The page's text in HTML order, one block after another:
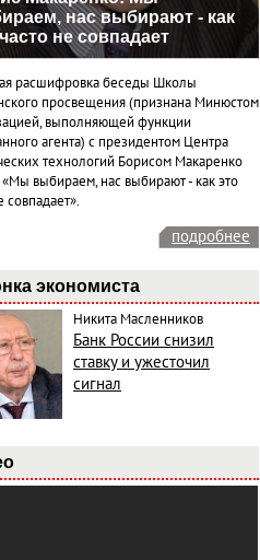
нас выбирают - как
не совпадает
расшифровка беседы Школы
просвещения (признана Минюстом
выполняющей функции
агента) с президентом Центра
технологий Борисом Макаренко
«Мы выбираем, нас выбирают - как это
совпадает».
подробнее
экономиста
Никита Масленников
Банк России снизил
ставку и ужесточил
сигнал